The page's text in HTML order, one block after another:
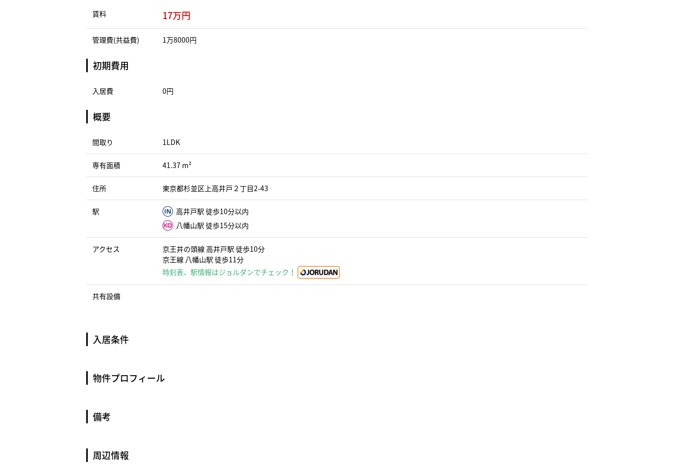
賃料 17万円
管理費(共益費) 1万8000円
初期費用
入居費 0円
概要
間取り 1LDK
専有面積 41.37 m²
住所 東京都杉並区上高井戸２丁目2-43
駅
高井戸駅 徒歩10分以内
八幡山駅 徒歩15分以内
アクセス
京王井の頭線 高井戸駅 徒歩10分
京王線 八幡山駅 徒歩11分
時刻表、駅情報はジョルダンでチェック！
共有設備
入居条件
物件プロフィール
備考
周辺情報